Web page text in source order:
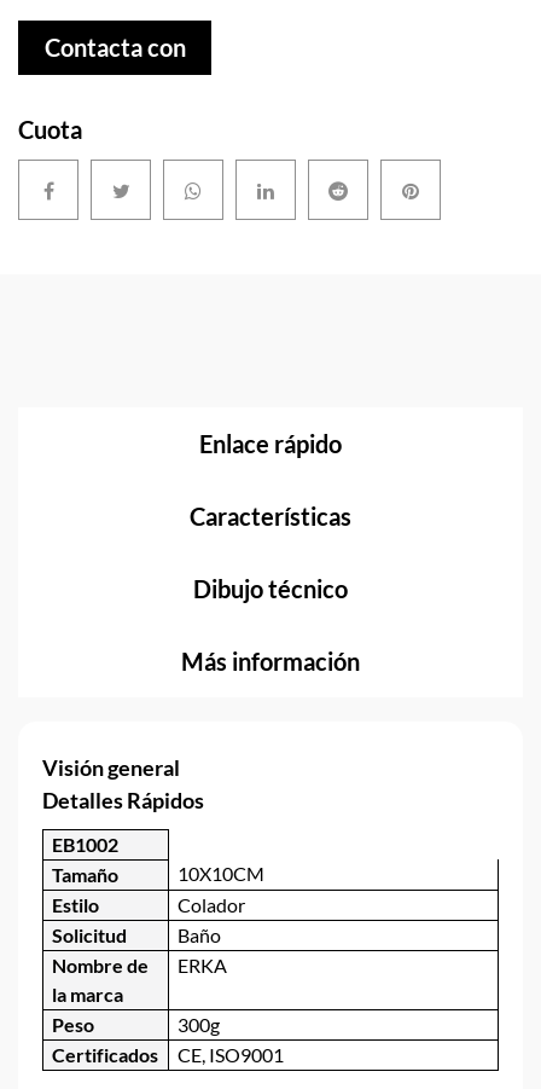
Contacta con
Cuota
Enlace rápido
Características
Dibujo técnico
Más información
Visión general
Detalles Rápidos
EB1002
Tamaño
10X10CM
Estilo
Colador
Solicitud
Baño
Nombre de
la marca
ERKA
Peso
300g
Certificados
CE, ISO9001